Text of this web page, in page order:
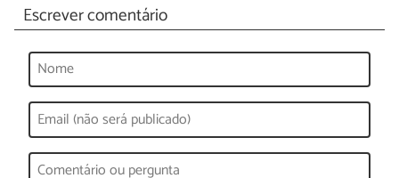
Escrever comentário